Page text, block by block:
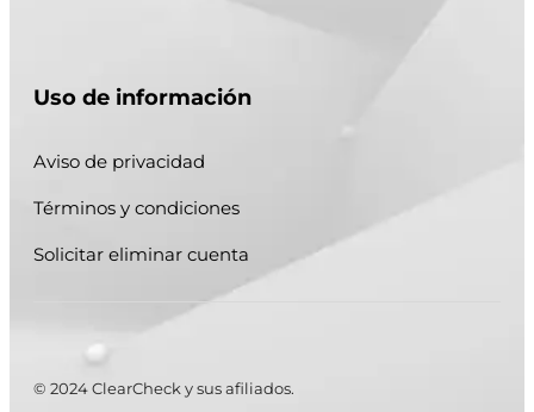
Uso de información
Aviso de privacidad
Términos y condiciones
Solicitar eliminar cuenta
© 2024 ClearCheck y sus afiliados.